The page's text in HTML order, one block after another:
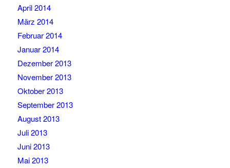
April 2014
März 2014
Februar 2014
Januar 2014
Dezember 2013
November 2013
Oktober 2013
September 2013
August 2013
Juli 2013
Juni 2013
Mai 2013